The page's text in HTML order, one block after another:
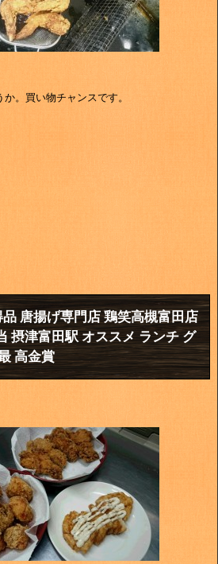
。買い物チャンスです。
唐揚げ専門店 鶏笑高槻富田店
摂津富田駅 オススメ ランチ グ
高金賞